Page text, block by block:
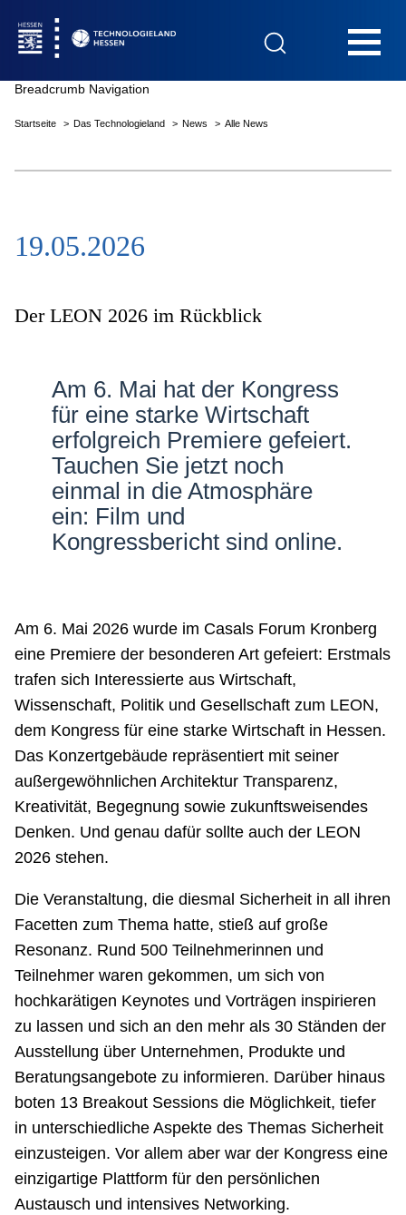
Das Technologieland
Innovationsfelder
Netzwerke
Breadcrumb Navigation
Startseite Das Technologieland News Alle News
19.05.2026
Der LEON 2026 im Rückblick
Am 6. Mai hat der Kongress
für eine starke Wirtschaft
erfolgreich Premiere gefeiert.
Tauchen Sie jetzt noch
einmal in die Atmosphäre
ein: Film und
Kongressbericht sind online.
Am 6. Mai 2026 wurde im Casals Forum Kronberg
eine Premiere der besonderen Art gefeiert: Erstmals
trafen sich Interessierte aus Wirtschaft,
Wissenschaft, Politik und Gesellschaft zum LEON,
dem Kongress für eine starke Wirtschaft in Hessen.
Das Konzertgebäude repräsentiert mit seiner
außergewöhnlichen Architektur Transparenz,
Kreativität, Begegnung sowie zukunftsweisendes
Denken. Und genau dafür sollte auch der LEON
2026 stehen.
Die Veranstaltung, die diesmal Sicherheit in all ihren
Facetten zum Thema hatte, stieß auf große
Resonanz. Rund 500 Teilnehmerinnen und
Teilnehmer waren gekommen, um sich von
hochkarätigen Keynotes und Vorträgen inspirieren
zu lassen und sich an den mehr als 30 Ständen der
Ausstellung über Unternehmen, Produkte und
Beratungsangebote zu informieren. Darüber hinaus
boten 13 Breakout Sessions die Möglichkeit, tiefer
in unterschiedliche Aspekte des Themas Sicherheit
einzusteigen. Vor allem aber war der Kongress eine
einzigartige Plattform für den persönlichen
Austausch und intensives Networking.